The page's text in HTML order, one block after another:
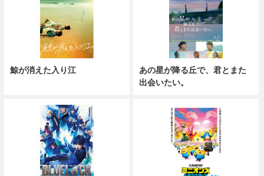
鯨が消えた入り江
あの星が降る丘で、君とまた
出会いたい。